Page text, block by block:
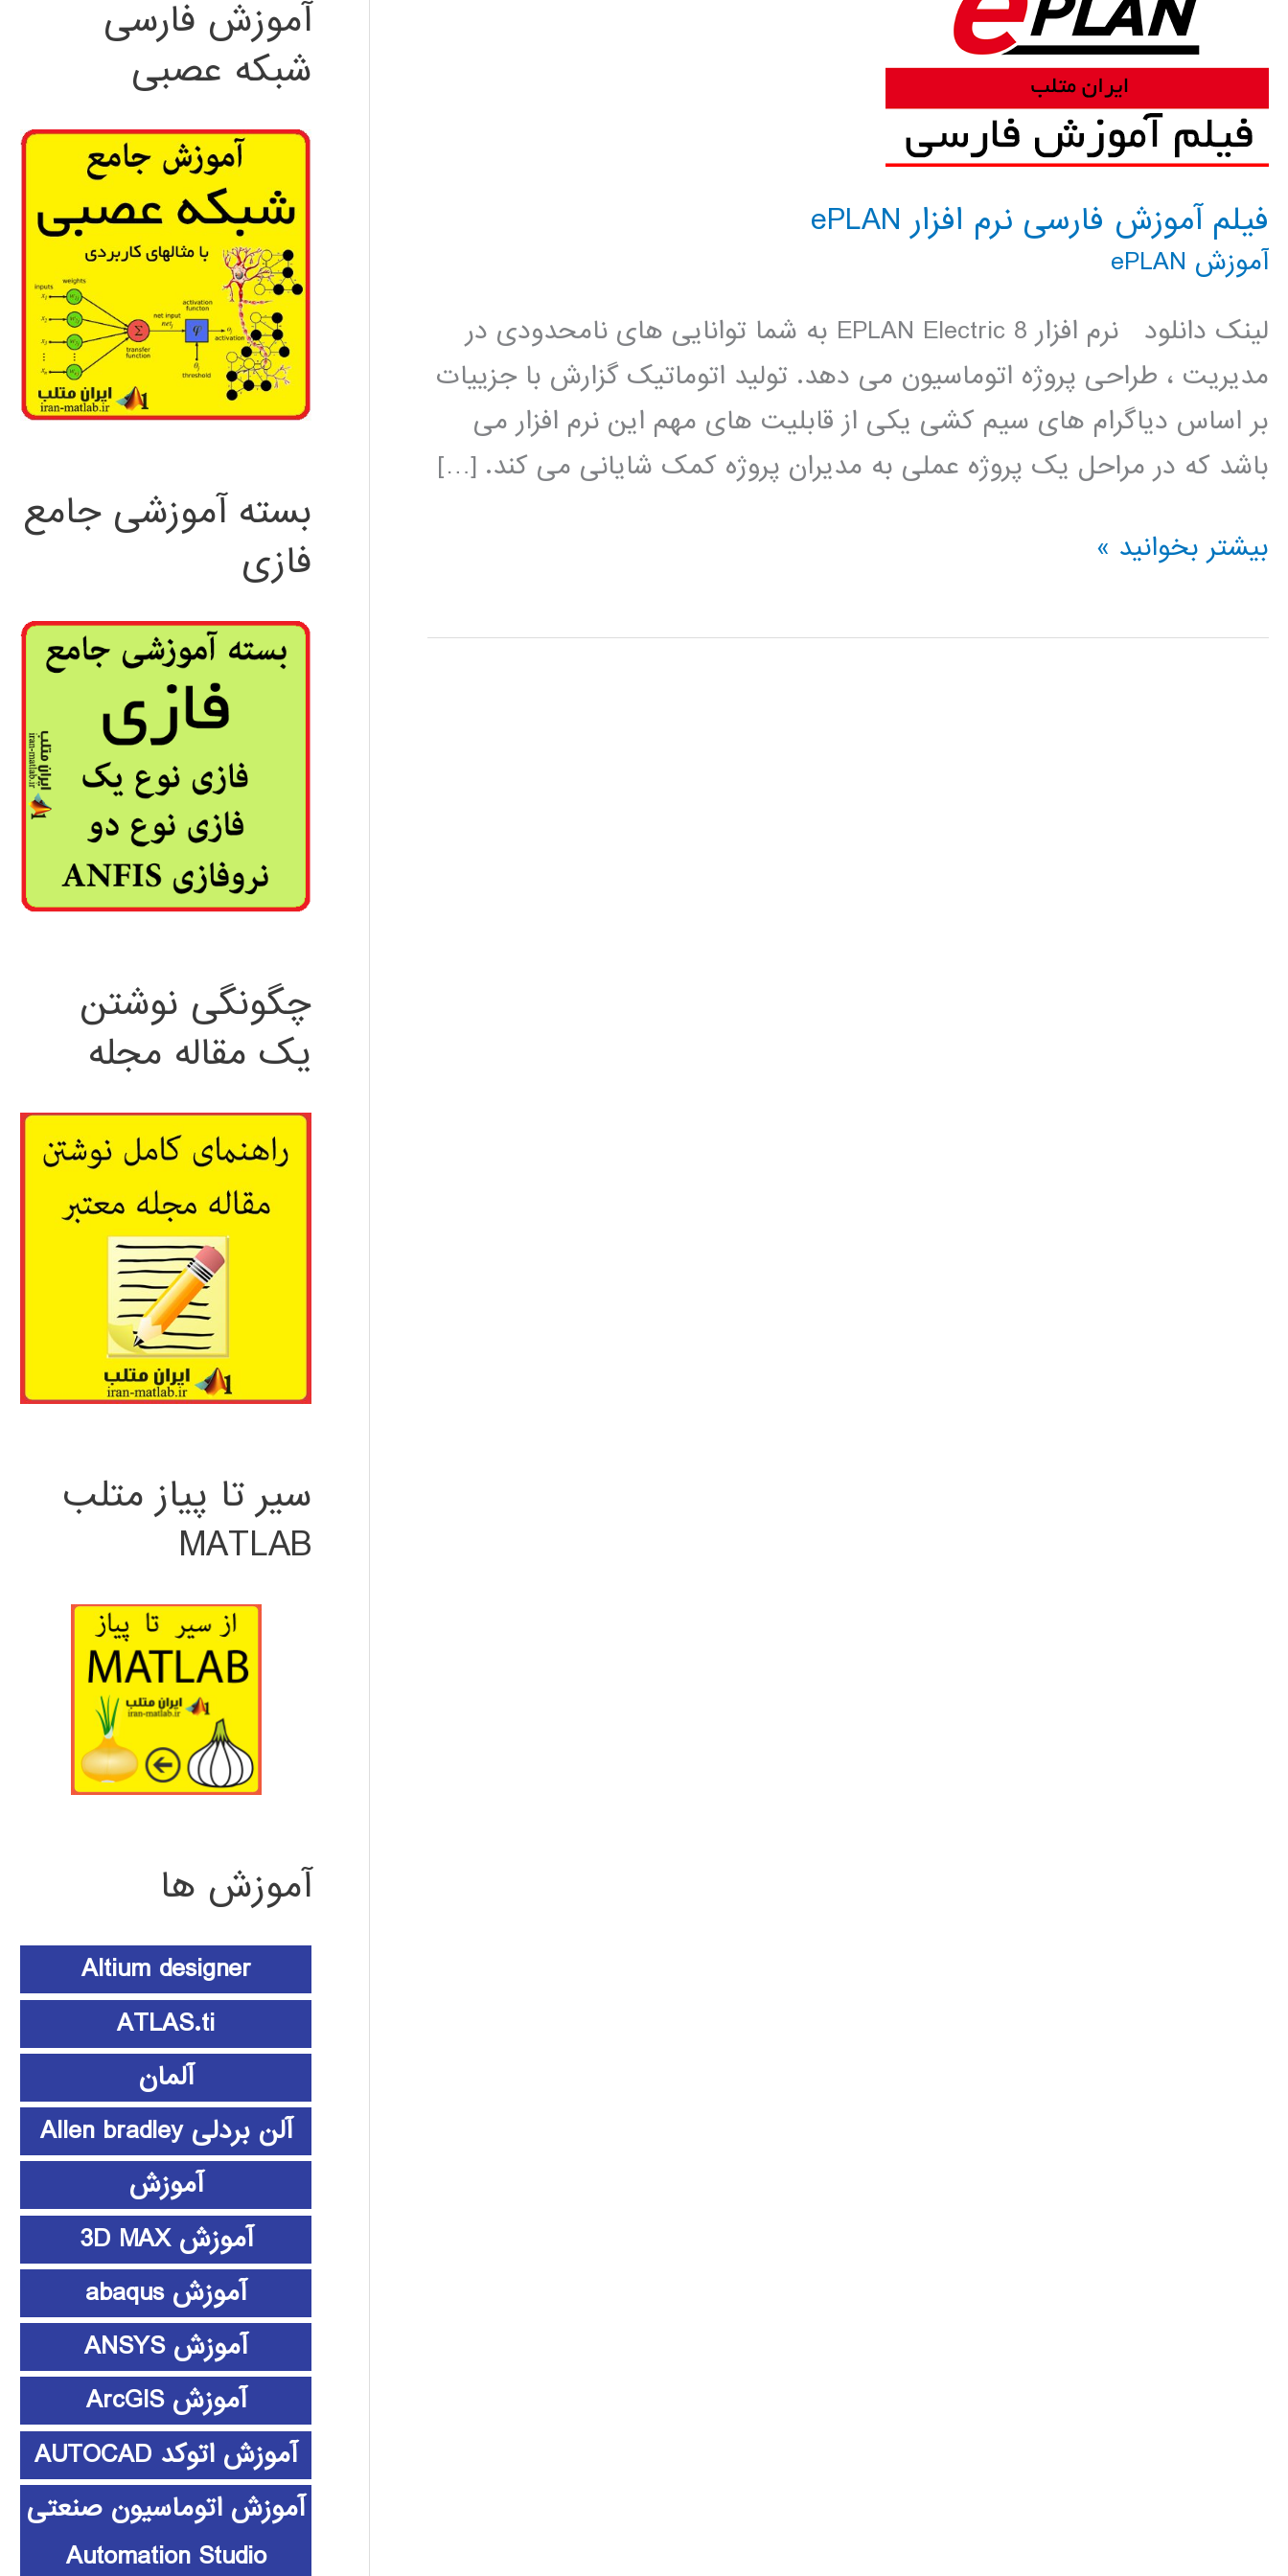
فیلم آموزش فارسی نرم افزار ePLAN
آموزش ePLAN
لینک دانلود نرم افزار EPLAN Electric 8 به شما توانایی های نامحدودی در
مدیریت ، طراحی پروژه اتوماسیون می دهد. تولید اتوماتیک گزارش با جزییات
بر اساس دیاگرام های سیم کشی یکی از قابلیت های مهم این نرم افزار می
باشد که در مراحل یک پروژه عملی به مدیران پروژه کمک شایانی می کند. […]
فیلم
فارسی
بیشتر بخوانید »
آموزش فارسی
شبکه عصبی
بسته آموزشی جامع
فازی
چگونگی نوشتن
یک مقاله مجله
سیر تا پیاز متلب
MATLAB
آموزش ها
Altium designer
ATLAS.ti
آلمان
آلن بردلی Allen bradley
آموزش
آموزش 3D MAX
آموزش abaqus
آموزش ANSYS
آموزش ArcGIS
آموزش اتوکد AUTOCAD
آموزش اتوماسیون صنعتی
Automation Studio